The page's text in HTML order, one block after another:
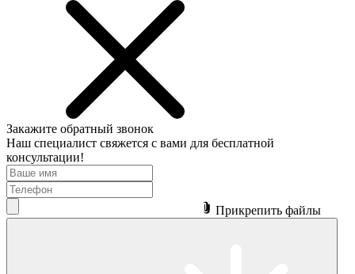
Закажите обратный звонок
Наш специалист свяжется с вами для бесплатной
консультации!
Прикрепить файлы